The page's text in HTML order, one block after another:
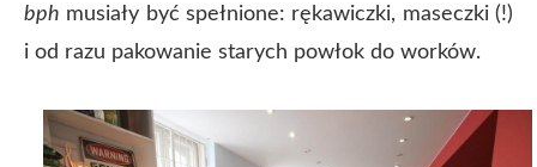
bph musiały być spełnione: rękawiczki, maseczki (!)
i od razu pakowanie starych powłok do worków.